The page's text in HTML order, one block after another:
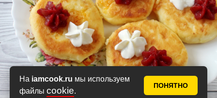
На iamcook.ru мы используем
файлы cookie.
ПОНЯТНО